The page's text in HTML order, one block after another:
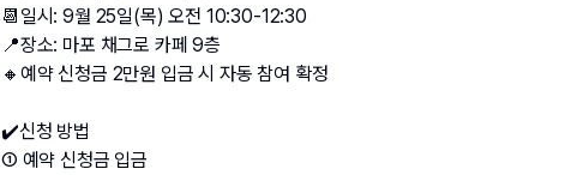
📆일시: 9월 25일(목) 오전 10:30-12:30
📍장소: 마포 채그로 카페 9층
🔸예약 신청금 2만원 입금 시 자동 참여 확정
✔️신청 방법
① 예약 신청금 입금